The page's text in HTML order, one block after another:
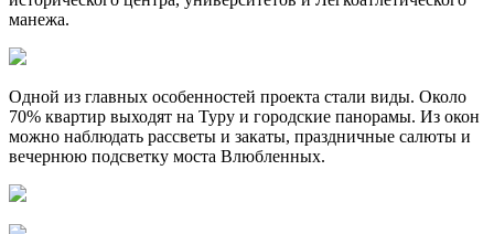
манежа.
Одной из главных особенностей проекта стали виды. Около
70% квартир выходят на Туру и городские панорамы. Из окон
можно наблюдать рассветы и закаты, праздничные салюты и
вечернюю подсветку моста Влюбленных.